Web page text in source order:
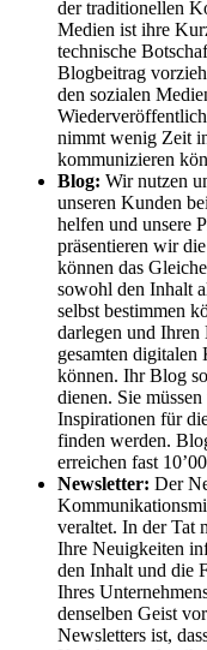
der traditionellen
Medien ist ihre
technische
Blogbeitrag
den sozialen
nimmt wenig Zeit
kommunizieren
Blog: Wir nutzen
unseren Kunden
helfen und unsere
präsentieren wir
können das
sowohl den Inhalt
selbst bestimmen
darlegen und Ihren
gesamten digitalen
können. Ihr Blog
dienen. Sie
Inspirationen für
finden werden.
erreichen fast
Newsletter: Der
veraltet. In der Tat
Ihre Neuigkeiten
den Inhalt und die
Ihres
denselben Geist
Newsletters ist,